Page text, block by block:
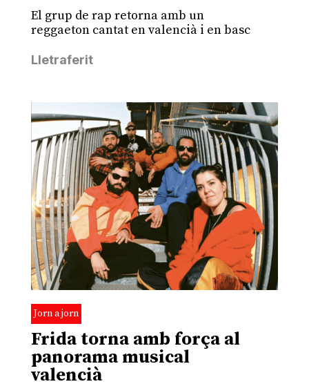
El grup de rap retorna amb un
reggaeton cantat en valencià i en basc
Lletraferit
Jorn a jorn
Frida torna amb força al
panorama musical
valencià